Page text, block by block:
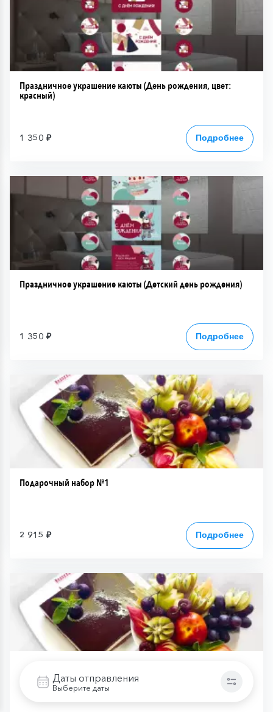
Даты отправления
Выберите даты
Праздничное украшение каюты (День рождения, цвет:
красный)
1 350 ₽ Подробнее
Праздничное украшение каюты (Детский день рождения)
1 350 ₽ Подробнее
Подарочный набор №1
2 915 ₽ Подробнее
Подарочный набор №2